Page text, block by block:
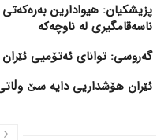
پزیشکیان: هیوادارین
ناسەقامگیری لە ناوچەکە
گەروسی: توانای ئەتۆمیی
ئێران هۆشداریی دایە سێ